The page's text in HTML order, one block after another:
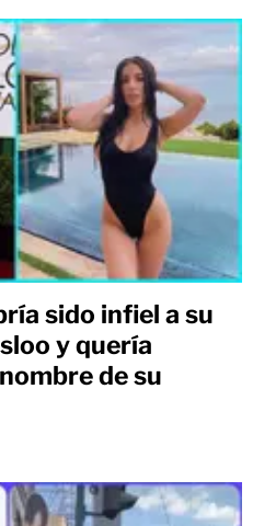
sido infiel a su
y quería
de su